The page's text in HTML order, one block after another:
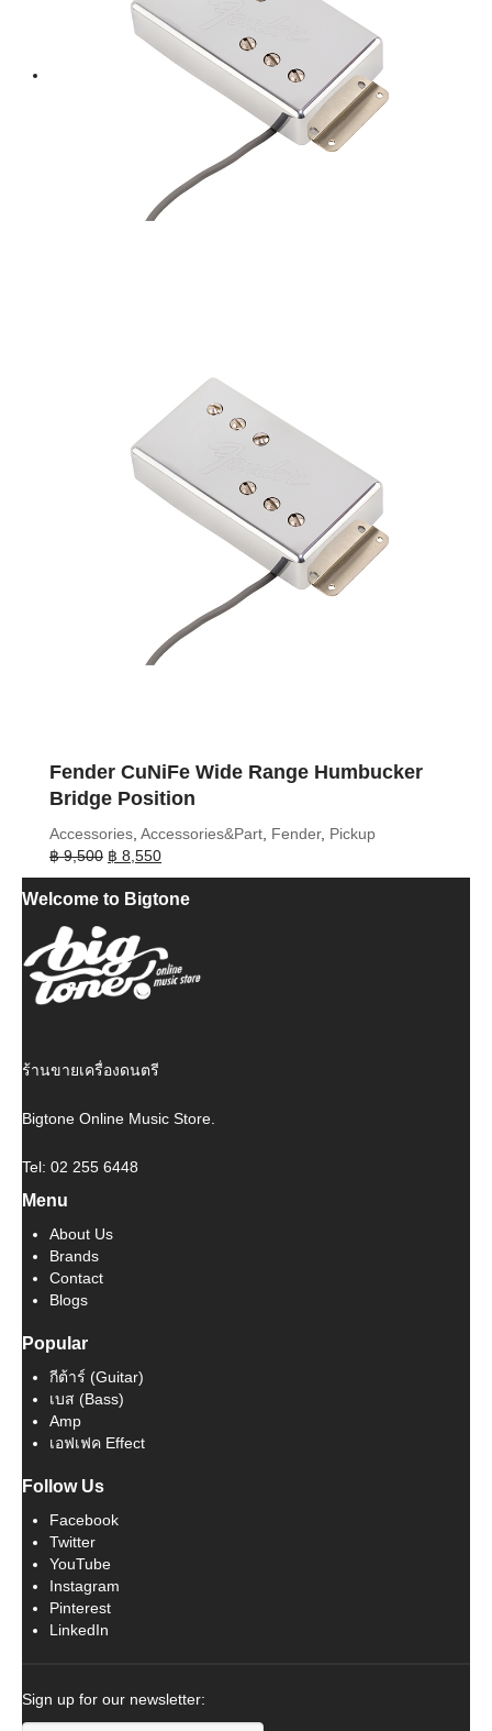
Fender CuNiFe Wide Range Humbucker
Bridge Position
Accessories Accessories&Part Fender, Pickup
฿9,500 Original
price
was:
฿ 8,550Current
price
is:
Welcome to Bigtone
ร้านขายเครื่องดนตรี
Bigtone Online Music Store.
Tel: 02 255 6448
Menu
About Us
Brands
Contact
Blogs
Popular
กีต้าร์ (Guitar)
เบส (Bass)
Amp
เอฟเฟค Effect
Follow Us
Facebook
Twitter
YouTube
Instagram
Pinterest
LinkedIn
Sign up for our newsletter: